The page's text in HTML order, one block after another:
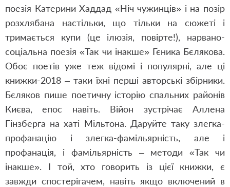
поезія Катерини Хаддад «Ніч чужинців» і на позір
розхлябана настільки, що тільки на сюжеті і
тримається купи (це ілюзія, повірте!), нарвано-
соціальна поезія «Так чи інакше» Гєника Бєлякова.
Обоє поетів уже теж відомі і популярні, але ці
книжки-2018 – таки їхні перші авторські збірники.
Бєляков пише поетичну історію спальних районів
Києва, епос навіть. Війон зустрічає Аллена
Гінзберга на хаті Мільтона. Даруйте таку злегка-
профанацію і злегка-фамільярність, але і
профанація, і фамільярність – методи «Так чи
інакше». І той, хто говорить із цієї книжки, є
завжди спостерігачем, навіть якщо включений в